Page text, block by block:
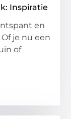
Inspiratie
en
je nu een
of